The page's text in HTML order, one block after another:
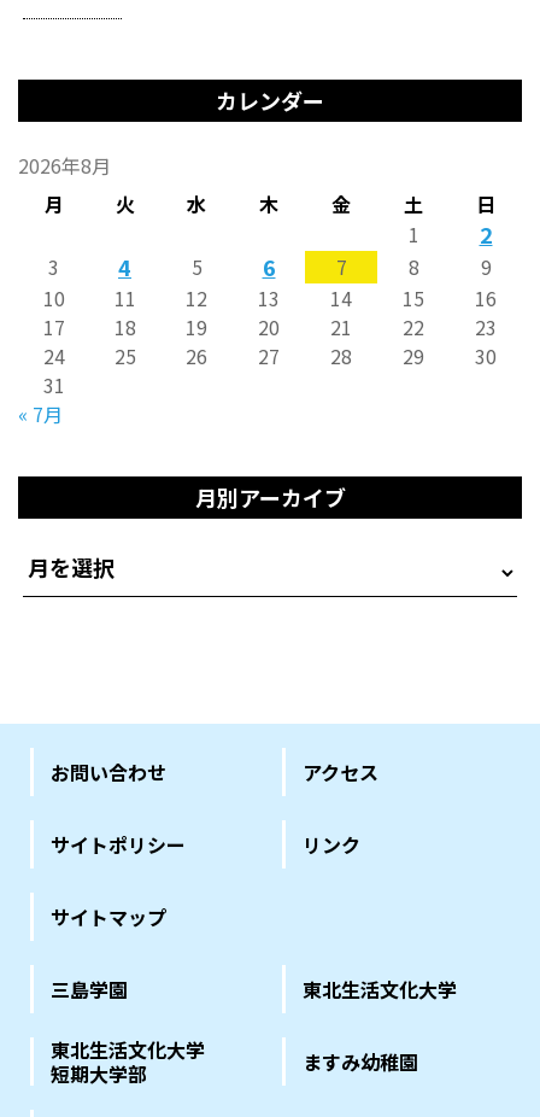
カレンダー
2026年8月
月
火 水 木 金 土 日
« 7月
1 2
3 4 5 6 7 8
9
10
11 12 13 14 15
16
17
18 19 20 21 22
23
24
25 26 27 28 29
30
31
月別アーカイブ
お問い合わせ アクセス
サイトポリシー リンク
サイトマップ
三島学園 東北生活文化大学
東北生活文化大学
短期大学部
ますみ幼稚園